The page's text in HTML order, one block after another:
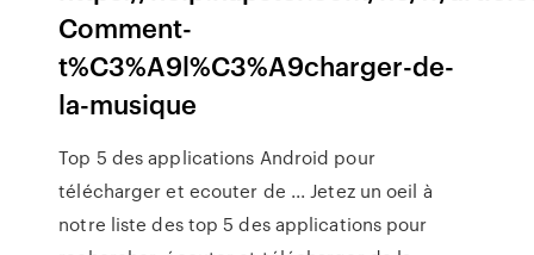
Comment-
t%C3%A9l%C3%A9charger-de-
la-musique
Top 5 des applications Android pour
télécharger et ecouter de ... Jetez un oeil à
notre liste des top 5 des applications pour